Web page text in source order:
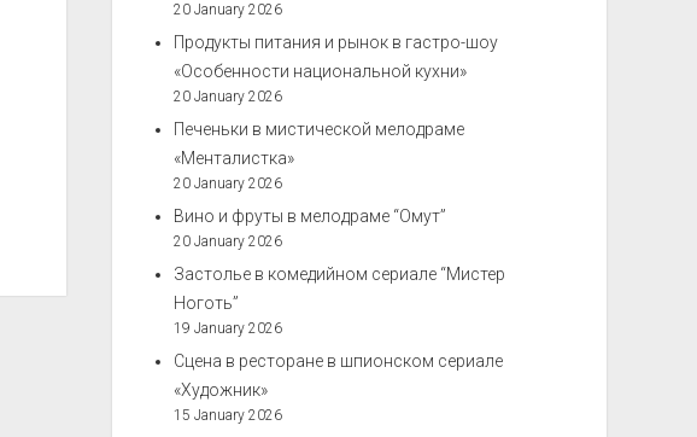
20 January 2026
Продукты питания и рынок в гастро-шоу
«Особенности национальной кухни»
20 January 2026
Печеньки в мистической мелодраме
«Менталистка»
20 January 2026
Вино и фруты в мелодраме “Омут”
20 January 2026
Застолье в комедийном сериале “Мистер
Ноготь”
19 January 2026
Сцена в ресторане в шпионском сериале
«Художник»
15 January 2026